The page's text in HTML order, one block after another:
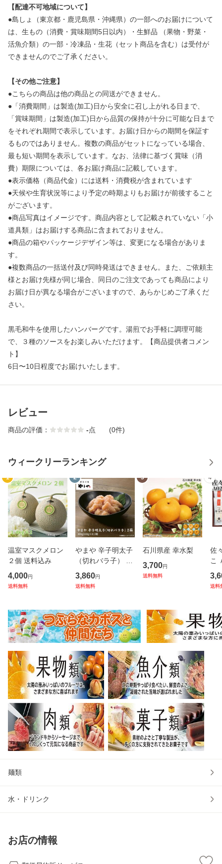
【配達不可地域について】
●島しょ（東京都・鹿児島県・沖縄県）の一部へのお届けについて
は、生もの（消費・賞味期間5日以内）・生鮮品 （果物・野菜・
活魚介類）の一部・冷凍品・生花（セット商品を含む）は受付が
できませんのでご了承ください。
【その他ご注意】
●こちらの商品は他の商品との同送ができません。
●「消費期間」は製造(加工)日から安全に召し上がれる日まで、
「賞味期間」は製造(加工)日から品質の保持が十分に可能な日まで
をそれぞれ期間で表示しています。お届け日からの期間を保証す
るものではありません。複数の商品がセットになっている場合、
最も短い期間を表示しています。なお、法律に基づく賞味（消
費）期限については、各お届け商品に記載しています。
●表示価格（商品代金）には送料・消費税が含まれています
●天候や生育状況等により予定の時期よりもお届けが前後すること
がございます。
●商品写真はイメージです。商品内容として記載されていない「小
道具類」はお届けする商品に含まれておりません。
●商品の箱やパッケージデザイン等は、変更になる場合がありま
す。
●複数商品の一括送付及び同時発送はできません。また、ご依頼主
様とお届け先様が同じ場合、同日のご注文であっても商品により
お届け日が異なる場合がございますので、あらかじめご了承くだ
さい。
黒毛和牛を使用したハンバーグです。湯煎でお手軽に調理可能
で、３種のソースをお楽しみいただけます。【商品提供者コメン
ト】
6日〜10日程度でお届けいたします。
レビュー
商品の評価： -点 (0件)
ウィークリーランキング
1
温室マスクメロン
２個 送料込み
4,000円
送料無料
2
やまや 辛子明太子
（切れバラ子） ２
箱
3,860円
送料無料
3
石川県産 幸水梨
3,700円
送料無料
4
佐
こ
送料
麺類
水・ドリンク
お店の情報